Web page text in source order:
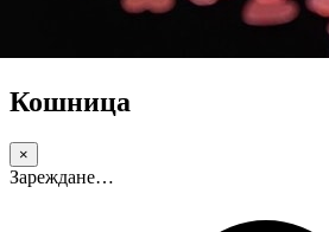
Кошница
×
Зареждане…